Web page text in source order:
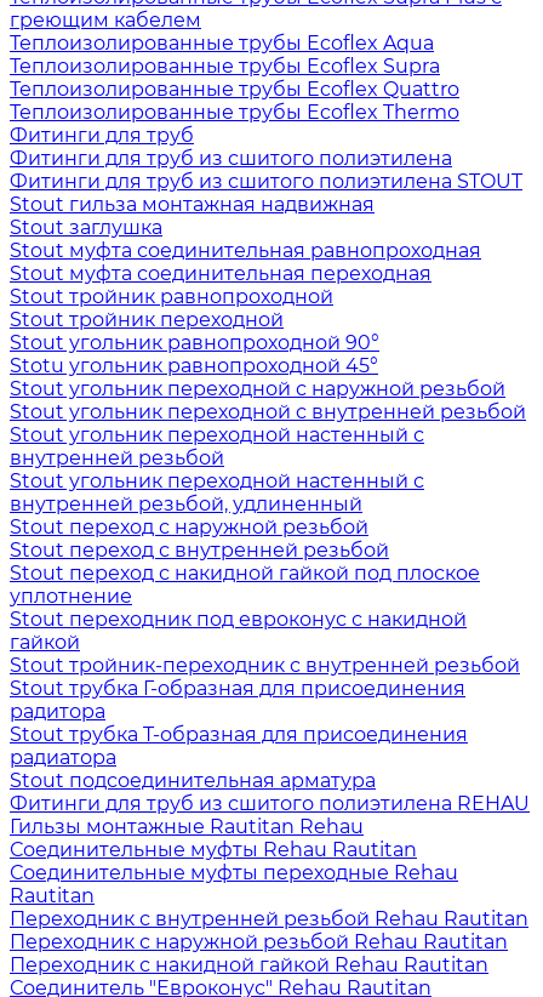
греющим кабелем
Теплоизолированные трубы Ecoflex Aqua
Теплоизолированные трубы Ecoflex Supra
Теплоизолированные трубы Ecoflex Quattro
Теплоизолированные трубы Ecoflex Thermo
Фитинги для труб
Фитинги для труб из сшитого полиэтилена
Фитинги для труб из сшитого полиэтилена STOUT
Stout гильза монтажная надвижная
Stout заглушка
Stout муфта соединительная равнопроходная
Stout муфта соединительная переходная
Stout тройник равнопроходной
Stout тройник переходной
Stout угольник равнопроходной 90°
Stotu угольник равнопроходной 45°
Stout угольник переходной с наружной резьбой
Stout угольник переходной с внутренней резьбой
Stout угольник переходной настенный с
внутренней резьбой
Stout угольник переходной настенный с
внутренней резьбой, удлиненный
Stout переход с наружной резьбой
Stout переход с внутренней резьбой
Stout переход с накидной гайкой под плоское
уплотнение
Stout переходник под евроконус с накидной
гайкой
Stout тройник-переходник с внутренней резьбой
Stout трубка Г-образная для присоединения
радитора
Stout трубка T-образная для присоединения
радиатора
Stout подсоединительная арматура
Фитинги для труб из сшитого полиэтилена REHAU
Гильзы монтажные Rautitan Rehau
Соединительные муфты Rehau Rautitan
Соединительные муфты переходные Rehau
Rautitan
Переходник с внутренней резьбой Rehau Rautitan
Переходник с наружной резьбой Rehau Rautitan
Переходник с накидной гайкой Rehau Rautitan
Соединитель "Евроконус" Rehau Rautitan